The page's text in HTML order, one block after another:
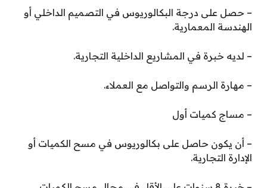
– حصل على درجة البكالوريوس في التصميم الداخلي أو
الهندسة المعمارية.
– لديه خبرة في المشاريع الداخلية التجارية.
– مهارة الرسم والتواصل مع العملاء.
– مساج كميات أول
– أن يكون حاصل على بكالوريوس في مسح الكميات أو
الإدارة التجارية.